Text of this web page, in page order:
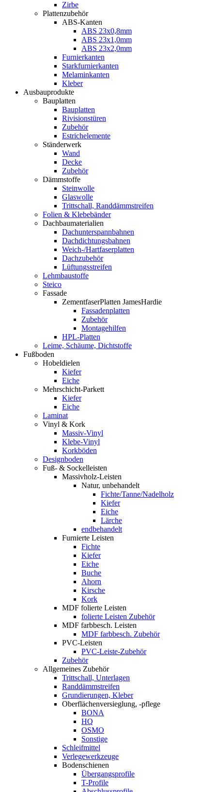
Zirbe
Plattenzubehör
ABS-Kanten
ABS 23x0,8mm
ABS 23x1,0mm
ABS 23x2,0mm
Furnierkanten
Starkfurnierkanten
Melaminkanten
Kleber
Ausbauprodukte
Bauplatten
Bauplatten
Rivisionstüren
Zubehör
Estrichelemente
Ständerwerk
Wand
Decke
Zubehör
Dämmstoffe
Steinwolle
Glaswolle
Trittschall, Randdämmstreifen
Folien & Klebebänder
Dachbaumaterialien
Dachunterspannbahnen
Dachdichtungsbahnen
Weich-/Hartfaserplatten
Dachzubehör
Lüftungsstreifen
Lehmbaustoffe
Steico
Fassade
ZementfaserPlatten JamesHardie
Fassadenplatten
Zubehör
Montagehilfen
HPL-Platten
Leime, Schäume, Dichtstoffe
Fußboden
Hobeldielen
Kiefer
Eiche
Mehrschicht-Parkett
Kiefer
Eiche
Laminat
Vinyl & Kork
Massiv-Vinyl
Klebe-Vinyl
Korkböden
Designboden
Fuß- & Sockelleisten
Massivholz-Leisten
Natur, unbehandelt
Fichte/Tanne/Nadelholz
Kiefer
Eiche
Lärche
endbehandelt
Furnierte Leisten
Fichte
Kiefer
Eiche
Buche
Ahorn
Kirsche
Kork
MDF folierte Leisten
folierte Leisten Zubehör
MDF farbbesch. Leisten
MDF farbbesch. Zubehör
PVC-Leisten
PVC-Leiste-Zubehör
Zubehör
Allgemeines Zubehör
Trittschall, Unterlagen
Randdämmstreifen
Grundierungen, Kleber
Oberflächenversieglung, -pflege
BONA
HQ
OSMO
Sonstige
Schleifmittel
Verlegewerkzeuge
Bodenschienen
Übergangsprofile
T-Profile